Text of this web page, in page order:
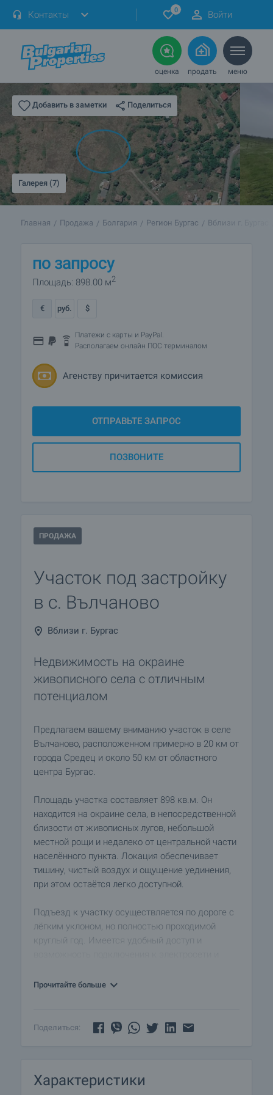
Контакты 0 Войти
оценка продать меню
Добавить в заметки Поделиться
Галерея (7)
Главная Продажа Болгария Регион Бургас Вблизи г. Бургас
по запросу
Площадь: 898.00 м2
€ руб. $
Платежи с карты и PayPal.
Располагаем онлайн ПОС терминалом
Агенству причитается комиссия
ОТПРАВЬТЕ ЗАПРОС
ПОЗВОНИТЕ
ПРОДАЖА
Участок под застройку
в с. Вълчаново
Вблизи г. Бургас
Недвижимость на окраине
живописного села с отличным
потенциалом
Предлагаем вашему вниманию участок в селе
Вълчаново, расположенном примерно в 20 км от
города Средец и около 50 км от областного
центра Бургас.
Площадь участка составляет 898 кв.м. Он
находится на окраине села, в непосредственной
близости от живописных лугов, небольшой
местной рощи и недалеко от центральной части
населённого пункта. Локация обеспечивает
тишину, чистый воздух и ощущение уединения,
при этом остаётся легко доступной.
Подъезд к участку осуществляется по дороге с
лёгким уклоном, но полностью проходимой
круглый год. Имеется удобный доступ и
активные партиды отсутствуют.
местом для отдыха и строительства дач
городского шума.
Прочитайте больше
Поделиться:
Характеристики